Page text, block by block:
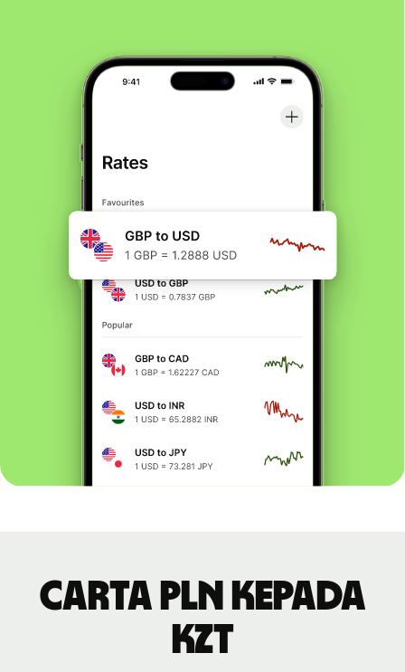
Carta PLN kepada
KZT